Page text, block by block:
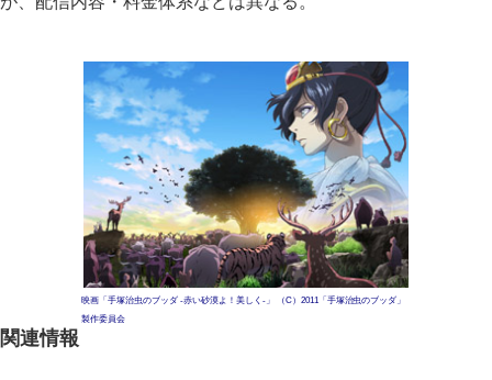
映画「手塚治虫のブッダ -赤い砂漠よ！美しく-」 （C）2011「手塚治虫のブッダ」
製作委員会
関連情報